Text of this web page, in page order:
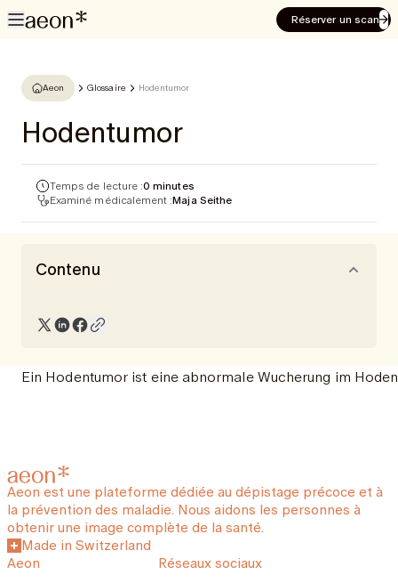
Réserver un scan
Aeon Glossaire Hodentumor
Hodentumor
Temps de lecture :0 minutes
Examiné médicalement :Maja Seithe
Contenu
Ein Hodentumor ist eine abnormale Wucherung im
Aeon est une plateforme dédiée au dépistage précoce et à
la prévention des maladie. Nous aidons les personnes à
obtenir une image complète de la santé.
Made in Switzerland
Aeon
Réseaux sociaux